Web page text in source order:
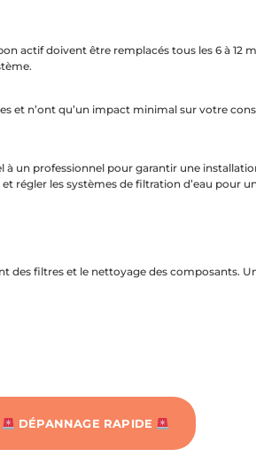
actif doivent être remplacés tous les 6 à 12
et n’ont qu’un impact minimal sur votre
à un professionnel pour garantir une
régler les systèmes de filtration d’eau pour
des filtres et le nettoyage des composants.
DÉPANNAGE RAPIDE